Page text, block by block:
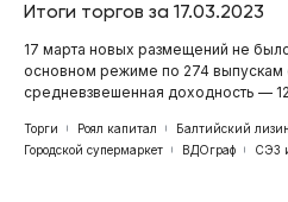
Итоги торгов за 17.03.2023
17 марта новых размещений не
основном режиме по 274 выпускам
средневзвешенная доходность —
Торги Роял капитал Балтийский
Городской супермаркет
ВДОграф СЭЗ